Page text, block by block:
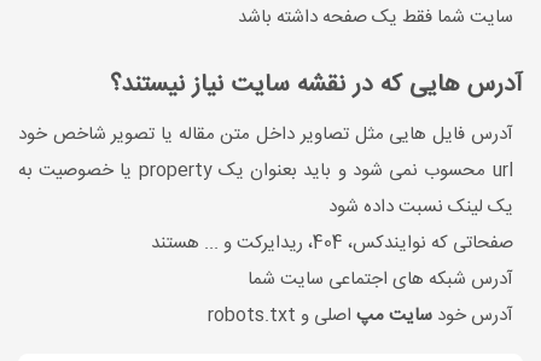
سایت شما فقط یک صفحه داشته باشد
آدرس هایی که در نقشه سایت نیاز نیستند؟
آدرس فایل هایی مثل تصاویر داخل متن مقاله یا تصویر شاخص خود
url محسوب نمی شود و باید بعنوان یک property یا خصوصیت به
یک لینک نسبت داده شود
صفحاتی که نوایندکس، 404، ریدایرکت و ... هستند
آدرس شبکه های اجتماعی سایت شما
آدرس خودسایت مپ اصلی و robots.txt